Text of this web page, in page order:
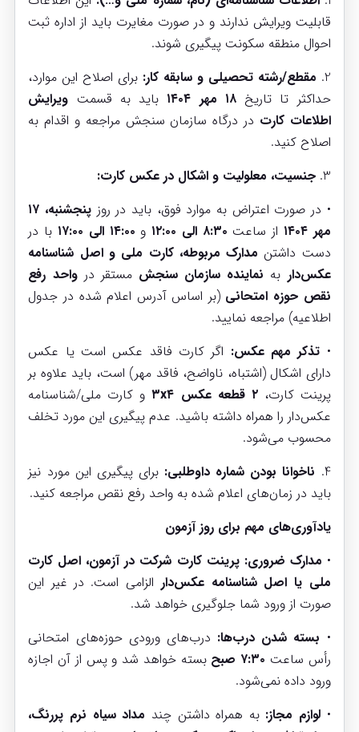
قابلیت ویرایش ندارند و در صورت مغایرت باید از اداره ثبت
احوال منطقه سکونت پیگیری شوند.
2. مقطع/رشته تحصیلی و سابقه کار: برای اصلاح این موارد،
حداکثر تا تاریخ۱۸ مهر ۱۴۰۴ باید به قسمت ویرایش
اطلاعات کارت در درگاه سازمان سنجش مراجعه و اقدام به
اصلاح کنید.
3. جنسیت، معلولیت و اشکال در عکس کارت:
• در صورت اعتراض به موارد فوق، باید در روز
پنجشنبه، ۱۷
مهر ۱۴۰۴
از ساعت ۸:۳۰ الی ۱۲:۰۰ و ۱۴:۰۰ الی ۱۷:۰۰
با در
دست داشتن مدارک مربوطه، کارت ملی و اصل شناسنامه
عکس‌دار به نماینده سازمان سنجش مستقر درواحد رفع
نقص حوزه امتحانی (بر اساس آدرس اعلام شده در جدول
اطلاعیه) مراجعه نمایید.
• تذکر مهم عکس: اگر کارت فاقد عکس است یا عکس
دارای اشکال (اشتباه، ناواضح، فاقد مهر) است، باید علاوه بر
پرینت کارت،۲ قطعه عکس ۳x۴
و کارت ملی/شناسنامه
عکس‌دار را همراه داشته باشید. عدم پیگیری این مورد تخلف
محسوب می‌شود.
4. ناخوانا بودن شماره داوطلبی: برای پیگیری این مورد نیز
باید در زمان‌های اعلام شده به واحد رفع نقص مراجعه کنید.
یادآوری‌های مهم برای روز آزمون
• مدارک ضروری: پرینت کارت شرکت در آزمون، اصل کارت
ملی یا اصل شناسنامه عکس‌دار الزامی است. در غیر این
صورت از ورود شما جلوگیری خواهد شد.
• بسته شدن درب‌ها: درب‌های ورودی حوزه‌های امتحانی
رأس ساعت ۷:۳۰ صبح
بسته خواهد شد و پس از آن اجازه
ورود داده نمی‌شود.
• لوازم مجاز: به همراه داشتن چند مداد سیاه نرم پررنگ،